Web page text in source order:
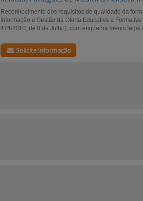
Reconhecimento dos requisitos de qualidade da
Informação e Gestão da Oferta Educativa e
474/2010, de 8 de Julho), com enquadra mento legal
Solicite informação